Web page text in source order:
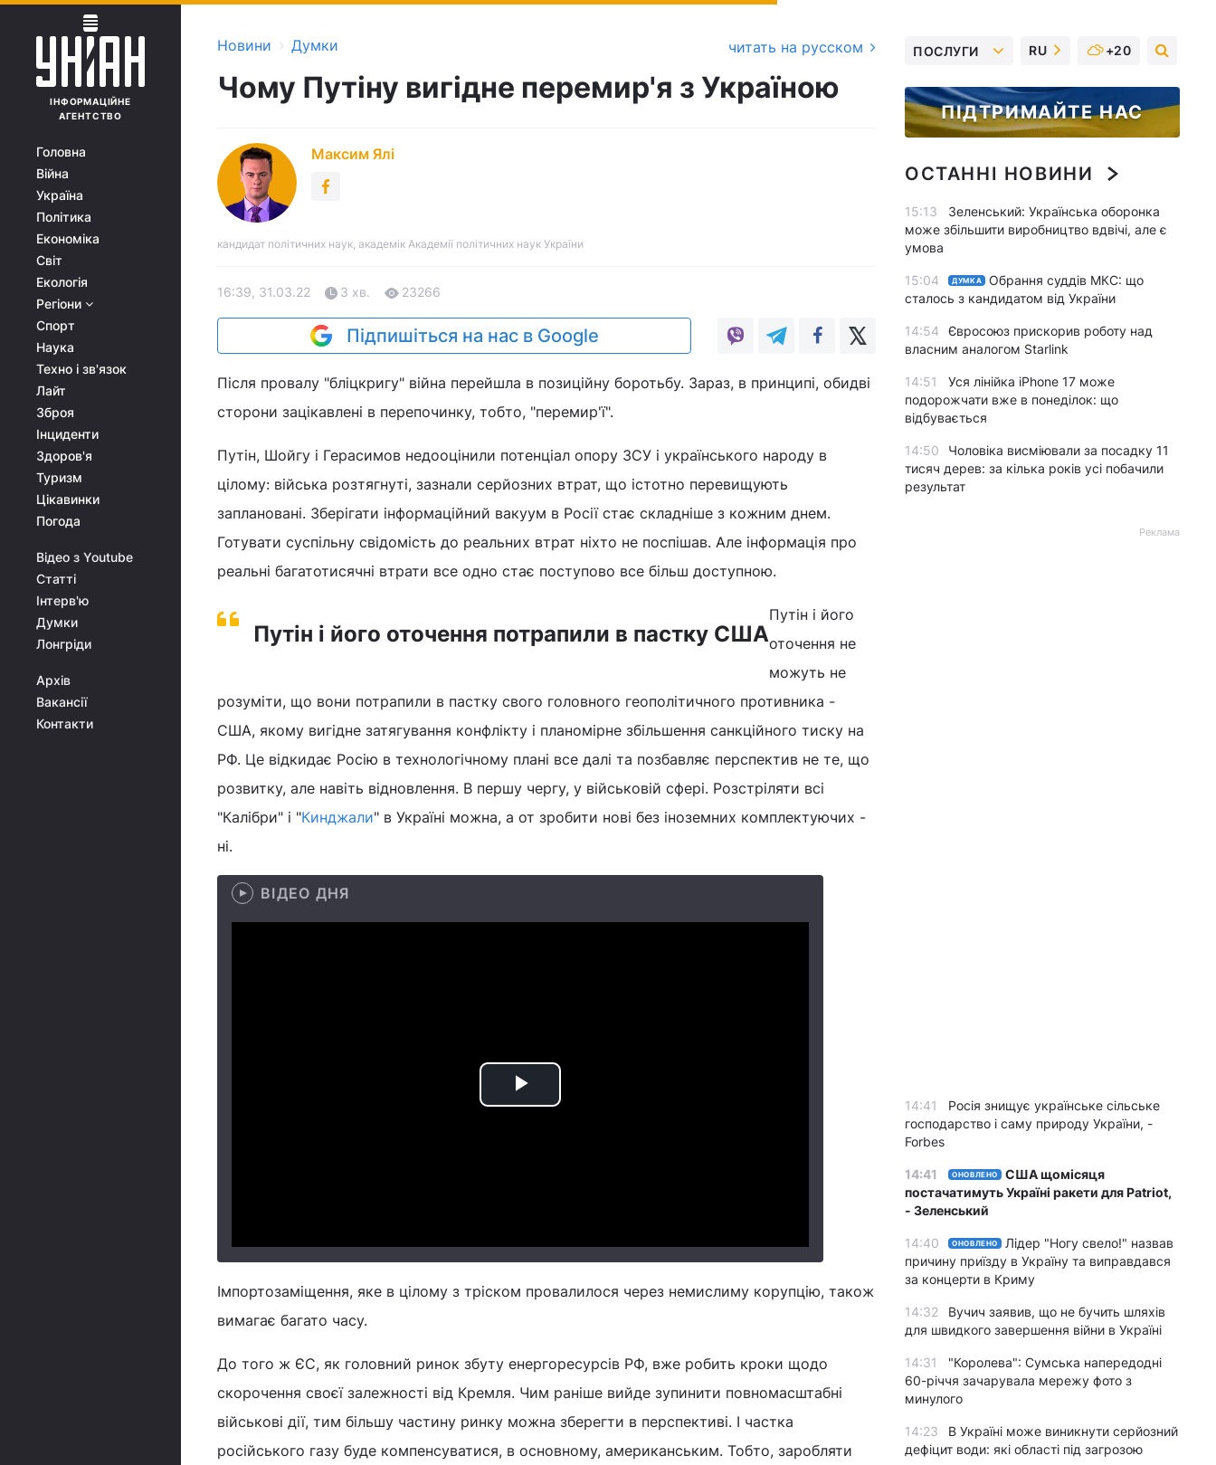
ІНФОРМАЦІЙНЕ
АГЕНТСТВО
Головна
Війна
Україна
Політика
Економіка
Світ
Екологія
Регіони
Спорт
Наука
Техно і зв'язок
Лайт
Зброя
Інциденти
Здоров'я
Туризм
Цікавинки
Погода
Відео з Youtube
Статті
Інтерв'ю
Думки
Лонгріди
Архів
Вакансії
Контакти
Новини › Думки читать на русском
Чому Путіну вигідне перемир'я з Україною
Максим Ялі
кандидат політичних наук, академік Академії політичних наук України
16:39, 31.03.22 3 хв. 23266
Підпишіться на нас в Google
Після провалу "бліцкригу" війна перейшла в позиційну боротьбу. Зараз, в принципі, обидві
сторони зацікавлені в перепочинку, тобто, "перемир'ї".
Путін, Шойгу і Герасимов недооцінили потенціал опору ЗСУ і українського народу в
цілому: війська розтягнуті, зазнали серйозних втрат, що істотно перевищують
заплановані. Зберігати інформаційний вакуум в Росії стає складніше з кожним днем.
Готувати суспільну свідомість до реальних втрат ніхто не поспішав. Але інформація про
реальні багатотисячні втрати все одно стає поступово все більш доступною.
Путін і його оточення потрапили в пастку США
Путін і його
оточення не
можуть не
розуміти, що вони потрапили в пастку свого головного геополітичного противника -
США, якому вигідне затягування конфлікту і планомірне збільшення санкційного тиску на
РФ. Це відкидає Росію в технологічному плані все далі та позбавляє перспектив не те, що
розвитку, але навіть відновлення. В першу чергу, у військовій сфері. Розстріляти всі
"Калібри" і "Кинджали" в Україні можна, а от зробити нові без іноземних комплектуючих -
ні.
ВІДЕО ДНЯ
Play
Імпортозаміщення, яке в цілому з тріском провалилося через немислиму корупцію, також
вимагає багато часу.
До того ж ЄС, як головний ринок збуту енергоресурсів РФ, вже робить кроки щодо
скорочення своєї залежності від Кремля. Чим раніше вийде зупинити повномасштабні
військові дії, тим більшу частину ринку можна зберегти в перспективі. І частка
російського газу буде компенсуватися, в основному, американським. Тобто, заробляти
ПОСЛУГИ RU +20
ПІДТРИМАЙТЕ НАС
ОСТАННІ НОВИНИ
15:13
Зеленський: Українська оборонка
може збільшити виробництво вдвічі, але є
умова
15:04 ДУМКА
Обрання суддів МКС: що
сталось з кандидатом від України
14:54
Євросоюз прискорив роботу над
власним аналогом Starlink
14:51
Уся лінійка iPhone 17 може
подорожчати вже в понеділок: що
відбувається
14:50
Чоловіка висміювали за посадку 11
тисяч дерев: за кілька років усі побачили
результат
Реклама
14:41
Росія знищує українське сільське
господарство і саму природу України, -
Forbes
14:41 ОНОВЛЕНО
США щомісяця
постачатимуть Україні ракети для Patriot,
- Зеленський
14:40 ОНОВЛЕНО
Лідер "Ногу свело!" назвав
причину приїзду в Україну та виправдався
за концерти в Криму
14:32
Вучич заявив, що не бучить шляхів
для швидкого завершення війни в Україні
14:31
"Королева": Сумська напередодні
60-річчя зачарувала мережу фото з
минулого
14:23
В Україні може виникнути серйозний
дефіцит води: які області під загрозою